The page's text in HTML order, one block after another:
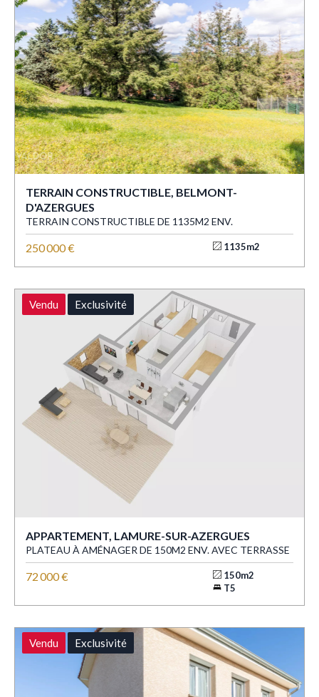
TERRAIN CONSTRUCTIBLE, BELMONT-
D'AZERGUES
TERRAIN CONSTRUCTIBLE DE 1135M2 ENV.
250 000 € 1135m2
Vendu Exclusivité
APPARTEMENT, LAMURE-SUR-AZERGUES
PLATEAU À AMÉNAGER DE 150M2 ENV. AVEC TERRASSE
72 000 €
150m2
T5
Vendu Exclusivité